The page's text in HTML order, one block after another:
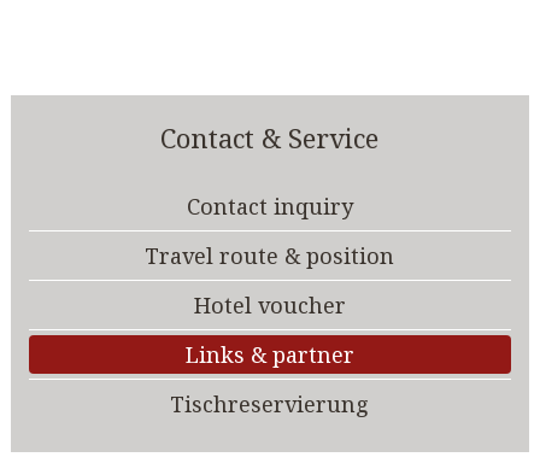
Contact & Service
Contact inquiry
Travel route & position
Hotel voucher
Links & partner
Tischreservierung